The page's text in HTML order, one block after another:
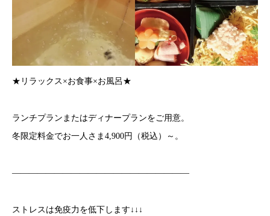
★リラックス ×お食事×お風呂★
ランチプランまたはディナープランをご用意。
冬限定料金でお一人さま 4,900円（税込）～。
—————————————————————
ストレスは免疫力を低下します ↓↓↓